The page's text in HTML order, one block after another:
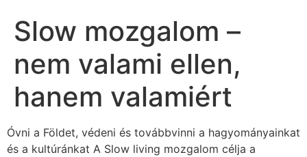
Slow mozgalom –
nem valami ellen,
hanem valamiért
Óvni a Földet, védeni és továbbvinni a hagyományainkat
és a kultúránkat A Slow living mozgalom célja a